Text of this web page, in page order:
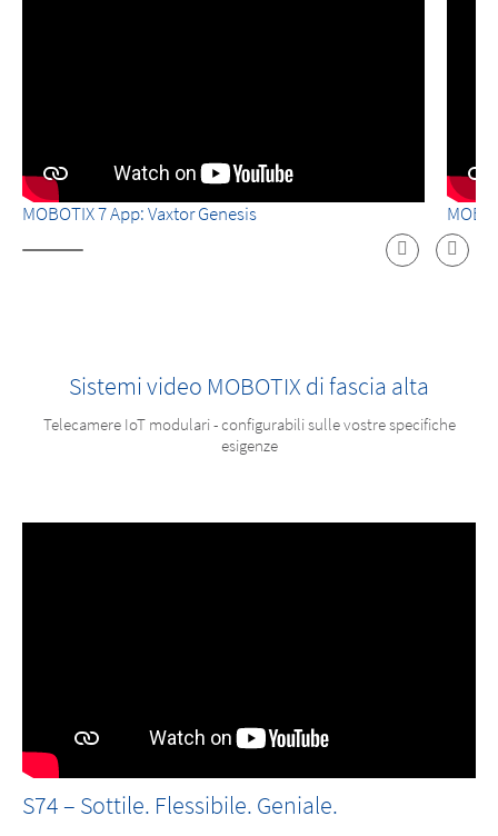
MOBOTIX 7 App: Vaxtor Genesis
Sistemi video MOBOTIX di fascia alta
Telecamere IoT modulari - configurabili sulle vostre specifiche
esigenze
S74 – Sottile. Flessibile. Geniale.